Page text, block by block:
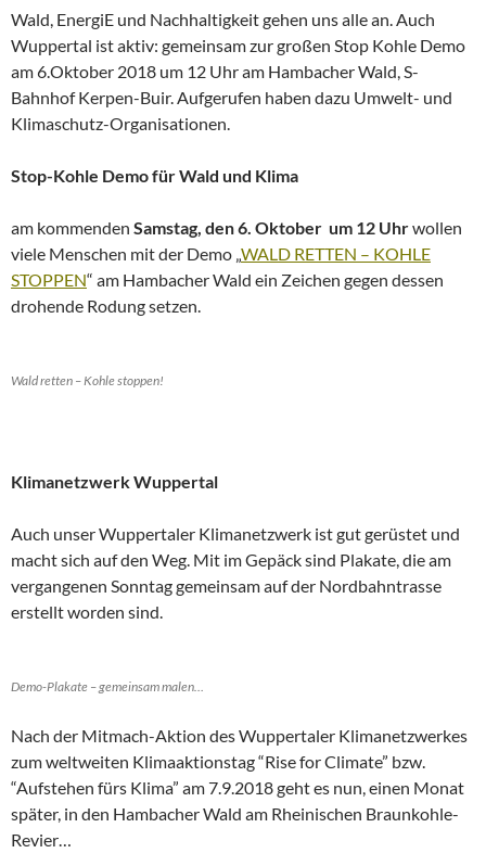
Wald, EnergiE und Nachhaltigkeit gehen uns alle an. Auch
Wuppertal ist aktiv: gemeinsam zur großen Stop Kohle Demo
am 6.Oktober 2018 um 12 Uhr am Hambacher Wald, S-
Bahnhof Kerpen-Buir. Aufgerufen haben dazu Umwelt- und
Klimaschutz-Organisationen.
Stop-Kohle Demo für Wald und Klima
am kommenden Samstag, den 6. Oktober um 12 Uhrwollen
viele Menschen mit der Demo „WALD RETTEN – KOHLE
STOPPEN“ am Hambacher Wald ein Zeichen gegen dessen
drohende Rodung setzen.
Wald retten – Kohle stoppen!
Klimanetzwerk Wuppertal
Auch unser Wuppertaler Klimanetzwerk ist gut gerüstet und
macht sich auf den Weg. Mit im Gepäck sind Plakate, die am
vergangenen Sonntag gemeinsam auf der Nordbahntrasse
erstellt worden sind.
Demo-Plakate – gemeinsam malen…
Nach der Mitmach-Aktion des Wuppertaler Klimanetzwerkes
zum weltweiten Klimaaktionstag “Rise for Climate” bzw.
“Aufstehen fürs Klima” am 7.9.2018 geht es nun, einen Monat
später, in den Hambacher Wald am Rheinischen Braunkohle-
Revier…